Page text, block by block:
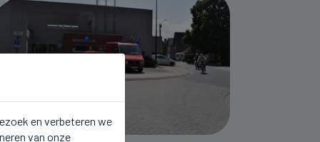
en verbeteren we
van onze